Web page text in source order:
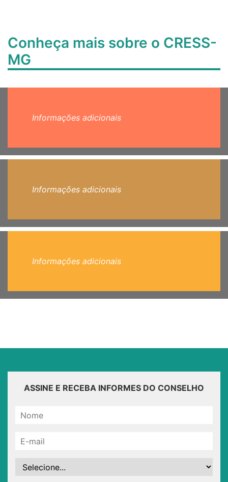
Conheça mais sobre o CRESS-
MG
Informações adicionais
Informações adicionais
Informações adicionais
ASSINE E RECEBA INFORMES DO CONSELHO